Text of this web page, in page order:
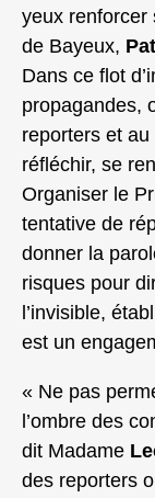
yeux renforcer
de Bayeux,
Dans ce flot
propagandes,
reporters et
réfléchir, se
Organiser le
tentative de
donner la
risques pour
l’invisible,
est un
« Ne pas
l’ombre des
dit Madame
des reporters